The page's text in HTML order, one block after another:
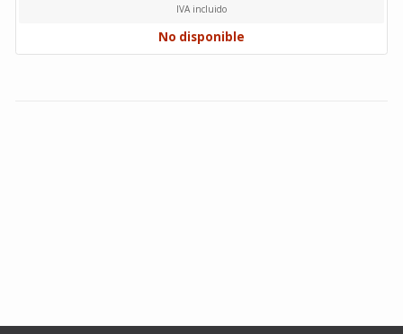
IVA incluido
No disponible